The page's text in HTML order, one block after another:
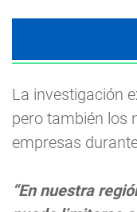
La investigación
pero también los
empresas
“En nuestra